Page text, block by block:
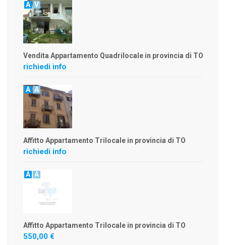
A V
Vendita Appartamento Quadrilocale in provincia di TO
richiedi info
A A
Affitto Appartamento Trilocale in provincia di TO
richiedi info
A A
Affitto Appartamento Trilocale in provincia di TO
550,00 €